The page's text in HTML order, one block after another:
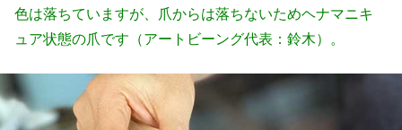
色は落ちていますが、爪からは落ちないためヘナマニキ
ュア状態の爪です（アートビーング代表：鈴木）。